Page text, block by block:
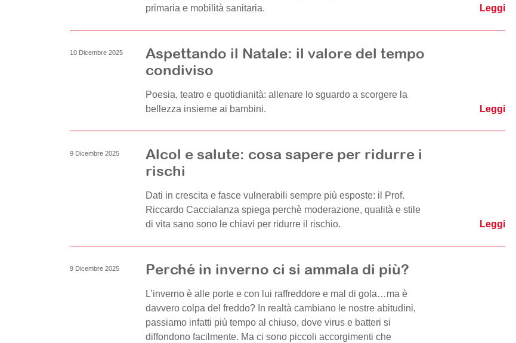
primaria e mobilità sanitaria.
Leggi
10 Dicembre 2025
Aspettando il Natale: il valore del tempo
condiviso
Poesia, teatro e quotidianità: allenare lo sguardo a scorgere la
bellezza insieme ai bambini.
Leggi
9 Dicembre 2025
Alcol e salute: cosa sapere per ridurre i
rischi
Dati in crescita e fasce vulnerabili sempre più esposte: il Prof.
Riccardo Caccialanza spiega perchè moderazione, qualità e stile
di vita sano sono le chiavi per ridurre il rischio.
Leggi
9 Dicembre 2025 Perché in inverno ci si ammala di più?
L’inverno è alle porte e con lui raffreddore e mal di gola…ma è
davvero colpa del freddo? In realtà cambiano le nostre abitudini,
passiamo infatti più tempo al chiuso, dove virus e batteri si
diffondono facilmente. Ma ci sono piccoli accorgimenti che